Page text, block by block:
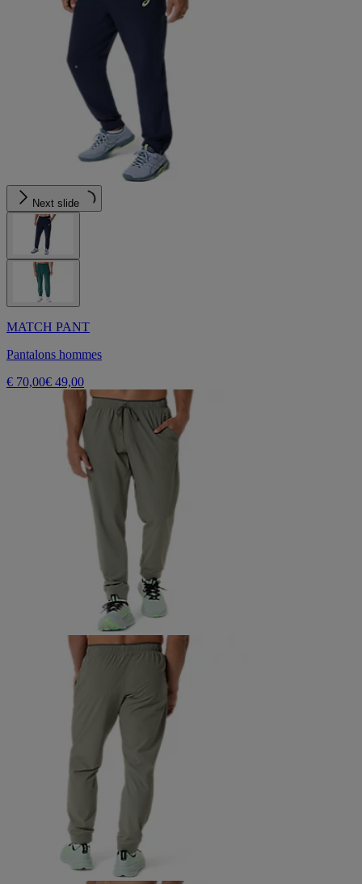
Next slide
MATCH PANT
Pantalons hommes
€ 70,00€ 49,00